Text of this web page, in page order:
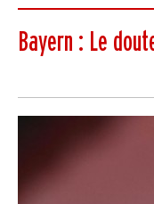
Bayern : Le